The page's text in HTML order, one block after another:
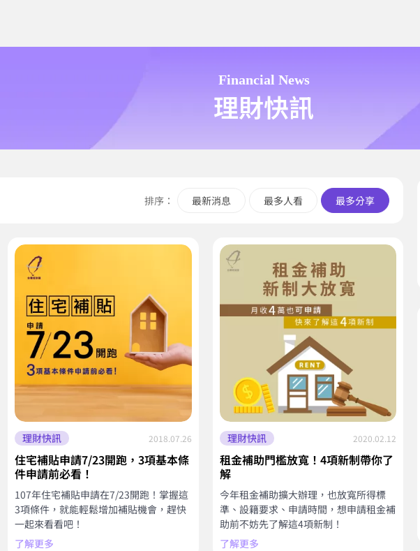
Financial News
理財快訊
排序： 最新消息 最多人看 最多分享
理財快訊 2018.07.26
住宅補貼申請7/23開跑，3項基本條
件申請前必看！
107年住宅補貼申請在7/23開跑！掌握這
3項條件，就能輕鬆增加補貼機會，趕快
一起來看看吧！
了解更多
理財快訊 2020.02.12
租金補助門檻放寬！4項新制帶你了
解
今年租金補助擴大辦理，也放寬所得標
準、設籍要求、申請時間，想申請租金補
助前不妨先了解這4項新制！
了解更多